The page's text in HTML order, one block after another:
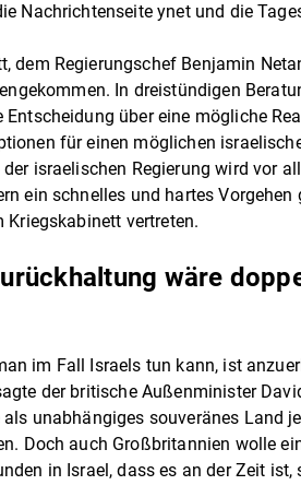
Nachrichtenseite ynet und die
dem Regierungschef Benjamin
In dreistündigen
über eine mögliche
für einen möglichen
israelischen Regierung wird vor
ein schnelles und hartes
vertreten.
wäre
im Fall Israels tun kann, ist
der britische Außenminister
als unabhängiges souveränes Land
Doch auch Großbritannien wolle
in Israel, dass es an der Zeit